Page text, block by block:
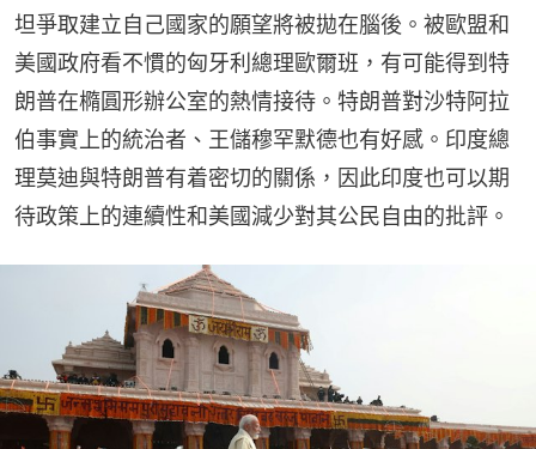
坦爭取建立自己國家的願望將被拋在腦後。被歐盟和
美國政府看不慣的匈牙利總理歐爾班，有可能得到特
朗普在橢圓形辦公室的熱情接待。特朗普對沙特阿拉
伯事實上的統治者、王儲穆罕默德也有好感。印度總
理莫迪與特朗普有着密切的關係，因此印度也可以期
待政策上的連續性和美國減少對其公民自由的批評。